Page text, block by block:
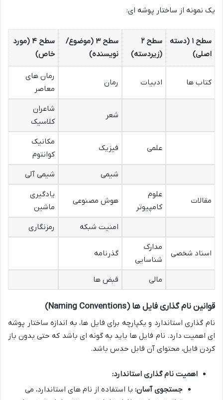
یک نمونه از ساختار پوشه ای:
سطح ۱ (دسته
اصلی)
سطح ۲
(زیردسته)
سطح ۳ (موضوع/
نویسنده)
سطح ۴ (مورد
خاص)
کتاب ها ادبیات رمان
رمان های
معاصر
شعر
شاعران
کلاسیک
علمی فیزیک
مکانیک
کوانتوم
شیمی
شیمی آلی
مقالات
علوم
کامپیوتر
هوش مصنوعی
یادگیری
ماشین
امنیت شبکه
رمزنگاری
اسناد شخصی
مدارک
شناسایی
گذرنامه
مالی قبض ها
قوانین نام گذاری فایل ها (Naming Conventions)
نام گذاری استاندارد و یکپارچه برای فایل ها، به اندازه ساختار پوشه
ای اهمیت دارد. نام فایل ها باید به گونه ای باشد که حتی بدون باز
کردن فایل، محتوای آن قابل حدس باشد.
اهمیت نام گذاری استاندارد:
جستجوی آسان: با استفاده از نام های استاندارد، می